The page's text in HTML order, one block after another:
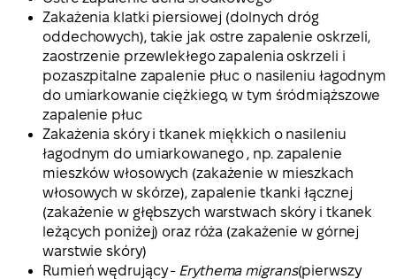
Zakażenia klatki piersiowej (dolnych dróg
oddechowych), takie jak ostre zapalenie oskrzeli,
zaostrzenie przewlekłego zapalenia oskrzeli i
pozaszpitalne zapalenie płuc o nasileniu łagodnym
do umiarkowanie ciężkiego, w tym śródmiąższowe
zapalenie płuc
Zakażenia skóry i tkanek miękkich o nasileniu
łagodnym do umiarkowanego , np. zapalenie
mieszków włosowych (zakażenie w mieszkach
włosowych w skórze), zapalenie tkanki łącznej
(zakażenie w głębszych warstwach skóry i tkanek
leżących poniżej) oraz róża (zakażenie w górnej
warstwie skóry)
Rumień wędrujący - Erythema migrans(pierwszy